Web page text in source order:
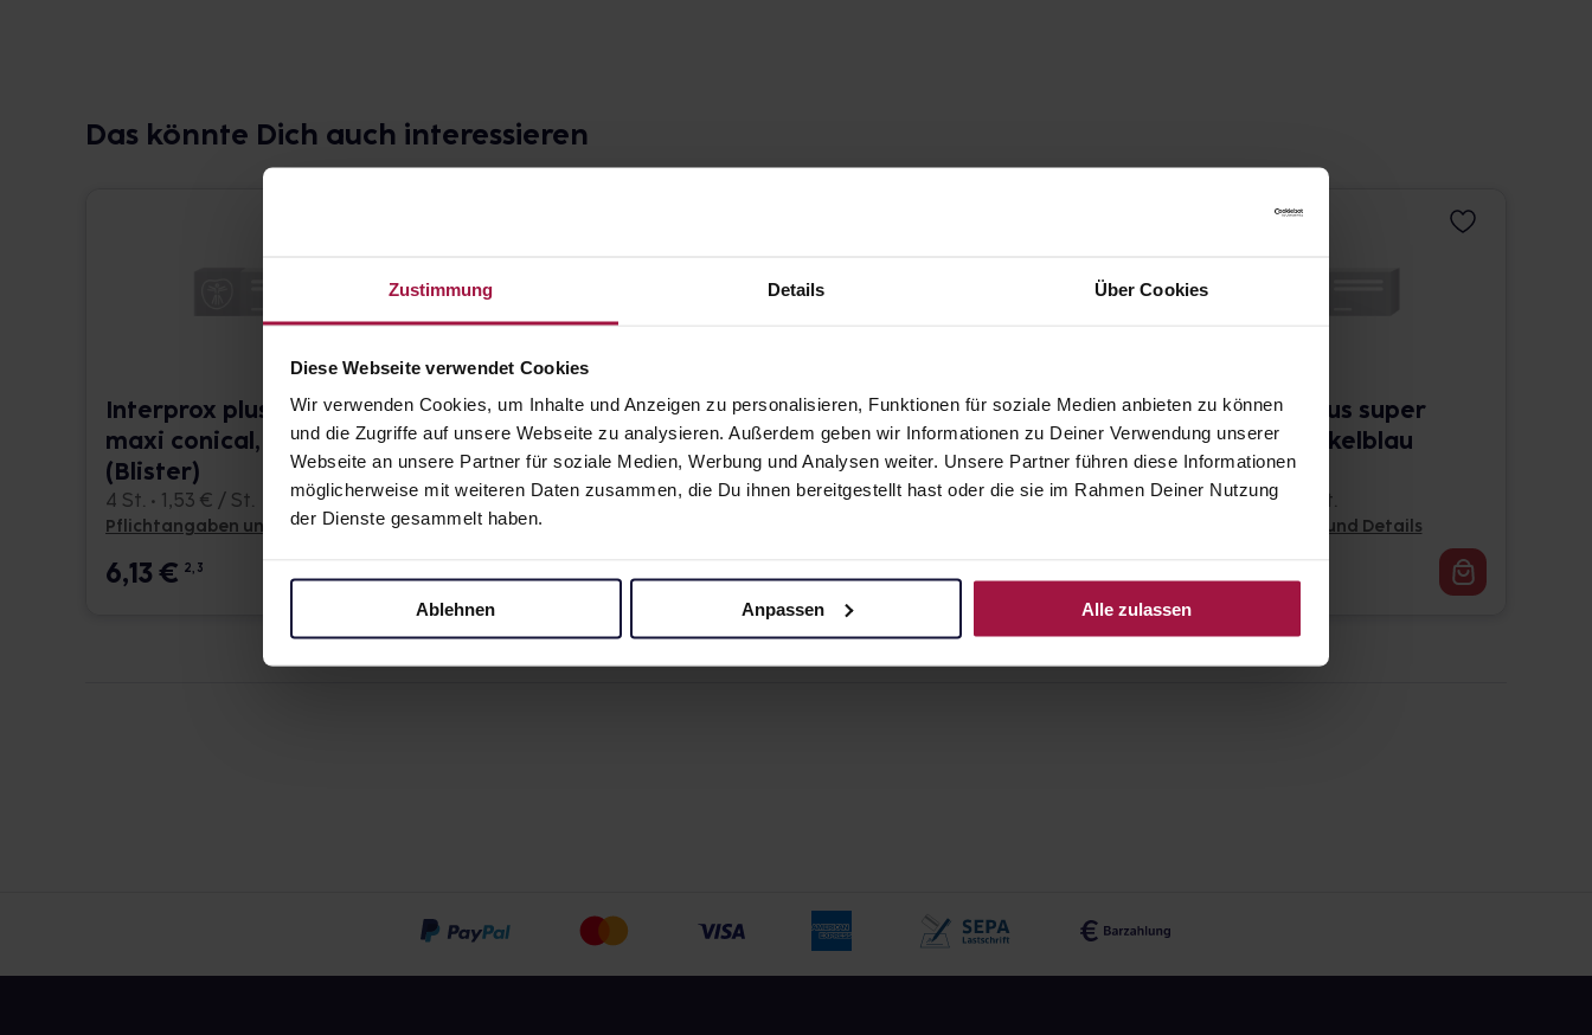
Zustimmung Details Über Cookies
Diese Webseite verwendet Cookies
Wir verwenden Cookies, um Inhalte und Anzeigen zu personalisieren, Funktionen für soziale Medien anbieten zu können
und die Zugriffe auf unsere Webseite zu analysieren. Außerdem geben wir Informationen zu Deiner Verwendung unserer
Webseite an unsere Partner für soziale Medien, Werbung und Analysen weiter. Unsere Partner führen diese Informationen
möglicherweise mit weiteren Daten zusammen, die Du ihnen bereitgestellt hast oder die sie im Rahmen Deiner Nutzung
der Dienste gesammelt haben.
Ablehnen Anpassen Alle zulassen
Das könnte Dich auch interessieren
Interprox plus xx
maxi conical, schwarz
(Blister)
4 St. • 1,53 € / St.
Pflichtangaben und Details
6,13€ 2, 3
Interprox plus x maxi
conical, grau (Blister)
4 St. • 1,53 € / St.
Pflichtangaben und Details
6,13€
Interprox plus maxi
conical, lila (Blister)
4 St. • 1,53 € / St.
6,13€
Interprox plus super
conical, dunkelblau
(Blister)
4 St. • 1,53 € / St.
Pflichtangaben und Details
6,13€